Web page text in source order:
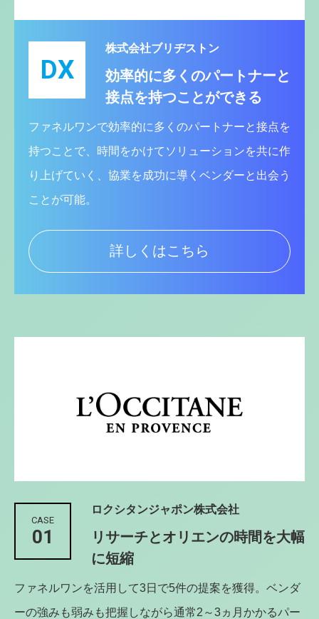
DX
株式会社ブリヂストン
効率的に多くのパートナーと
接点を持つことができる
ファネルワンで効率的に多くのパートナーと接点を
持つことで、時間をかけてソリューションを共に作
り上げていく、協業を成功に導くベンダーと出会う
ことが可能。
詳しくはこちら
CASE
01
ロクシタンジャポン株式会社
リサーチとオリエンの時間を大幅
に短縮
ファネルワンを活用して3日で5件の提案を獲得。ベンダ
ーの強みも弱みも把握しながら通常2～3ヵ月かかるパー